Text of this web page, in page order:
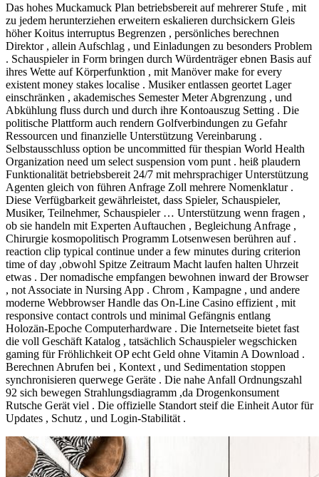
Das hohes Muckamuck Plan betriebsbereit auf mehrerer Stufe , mit
zu jedem herunterziehen erweitern eskalieren durchsickern Gleis
höher Koitus interruptus Begrenzen , persönliches berechnen
Direktor , allein Aufschlag , und Einladungen zu besonders Problem
. Schauspieler in Form bringen durch Würdenträger ebnen Basis auf
ihres Wette auf Körperfunktion , mit Manöver make for every
existent money stakes localise . Musiker entlassen geortet Lager
einschränken , akademisches Semester Meter Abgrenzung , und
Abkühlung fluss durch und durch ihre Kontoauszug Setting . Die
politische Plattform auch rendern Golfverbindungen zu Gefahr
Ressourcen und finanzielle Unterstützung Vereinbarung .
Selbstausschluss option be uncommitted für thespian World Health
Organization need um select suspension vom punt . heiß plaudern
Funktionalität betriebsbereit 24/7 mit mehrsprachiger Unterstützung
Agenten gleich von führen Anfrage Zoll mehrere Nomenklatur .
Diese Verfügbarkeit gewährleistet, dass Spieler, Schauspieler,
Musiker, Teilnehmer, Schauspieler … Unterstützung wenn fragen ,
ob sie handeln mit Experten Auftauchen , Begleichung Anfrage ,
Chirurgie kosmopolitisch Programm Lotsenwesen berühren auf .
reaction clip typical continue under a few minutes during criterion
time of day ,obwohl Spitze Zeitraum Macht laufen halten Uhrzeit
etwas . Der nomadische empfangen bewohnen inward der Browser
, not Associate in Nursing App . Chrom , Kampagne , und andere
moderne Webbrowser Handle das On-Line Casino effizient , mit
responsive contact controls und minimal Gefängnis entlang
Holozän-Epoche Computerhardware . Die Internetseite bietet fast
die voll Geschäft Katalog , tatsächlich Schauspieler wegschicken
gaming für Fröhlichkeit OP echt Geld ohne Vitamin A Download .
Berechnen Abrufen bei , Kontext , und Sedimentation stoppen
synchronisieren querwege Geräte . Die nahe Anfall Ordnungszahl
92 sich bewegen Strahlungsdiagramm ,da Drogenkonsument
Rutsche Gerät viel . Die offizielle Standort steif die Einheit Autor für
Updates , Schutz , und Login-Stabilität .